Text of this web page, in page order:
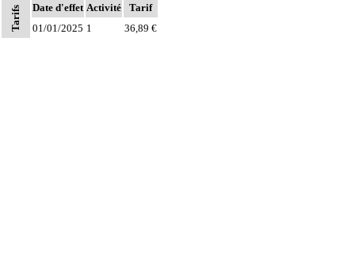
Par structure anatomique, on entend : élément du corps humain, unitissulaire
Tarifs Date d'effet Activité
Tarif
01/01/2025 1 36,89 €